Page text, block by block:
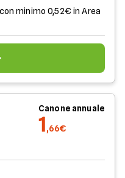
minimo 0,52€ in Area
Canone annuale
1,66€